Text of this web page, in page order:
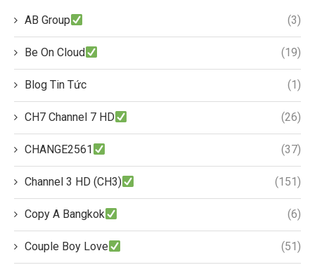
AB Group (3)
Be On Cloud (19)
Blog Tin Tức (1)
CH7 Channel 7 HD (26)
CHANGE2561 (37)
Channel 3 HD (CH3) (151)
Copy A Bangkok (6)
Couple Boy Love (51)